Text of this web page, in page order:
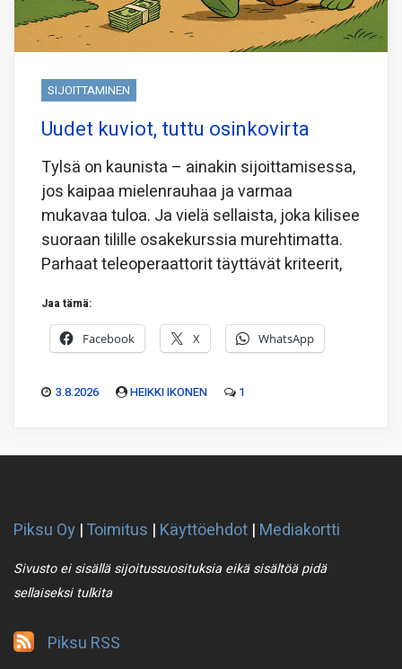
SIJOITTAMINEN
Uudet kuviot, tuttu osinkovirta
Tylsä on kaunista – ainakin sijoittamisessa,
jos kaipaa mielenrauhaa ja varmaa
mukavaa tuloa. Ja vielä sellaista, joka kilisee
suoraan tilille osakekurssia murehtimatta.
Parhaat teleoperaattorit täyttävät kriteerit,
Jaa tämä:
Facebook X WhatsApp
3.8.2026 HEIKKI IKONEN 1
Piksu Oy |Toimitus | Käyttöehdot | Mediakortti
Sivusto ei sisällä sijoitussuosituksia eikä sisältöä pidä
sellaiseksi tulkita
Piksu RSS